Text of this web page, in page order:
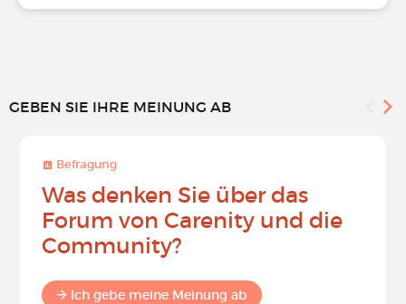
GEBEN SIE IHRE MEINUNG AB
Befragung
Was denken Sie über das
Forum von Carenity und die
Community?
Ich gebe meine Meinung ab